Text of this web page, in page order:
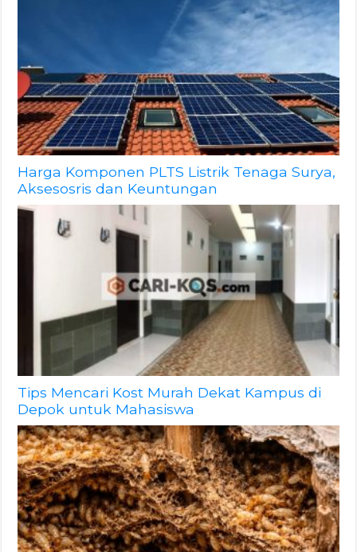
Harga Komponen PLTS Listrik Tenaga Surya,
Aksesosris dan Keuntungan
Tips Mencari Kost Murah Dekat Kampus di
Depok untuk Mahasiswa